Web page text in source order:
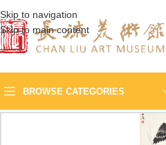
Skip to navigation
Skip to main content
BROWSE CATEGORIES